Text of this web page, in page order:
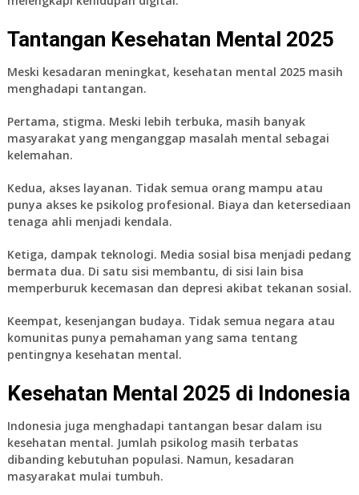
Tantangan Kesehatan Mental 2025
Meski kesadaran meningkat, kesehatan mental 2025 masih
menghadapi tantangan.
Pertama, stigma. Meski lebih terbuka, masih banyak
masyarakat yang menganggap masalah mental sebagai
kelemahan.
Kedua, akses layanan. Tidak semua orang mampu atau
punya akses ke psikolog profesional. Biaya dan ketersediaan
tenaga ahli menjadi kendala.
Ketiga, dampak teknologi. Media sosial bisa menjadi pedang
bermata dua. Di satu sisi membantu, di sisi lain bisa
memperburuk kecemasan dan depresi akibat tekanan sosial.
Keempat, kesenjangan budaya. Tidak semua negara atau
komunitas punya pemahaman yang sama tentang
pentingnya kesehatan mental.
Kesehatan Mental 2025 di Indonesia
Indonesia juga menghadapi tantangan besar dalam isu
kesehatan mental. Jumlah psikolog masih terbatas
dibanding kebutuhan populasi. Namun, kesadaran
masyarakat mulai tumbuh.